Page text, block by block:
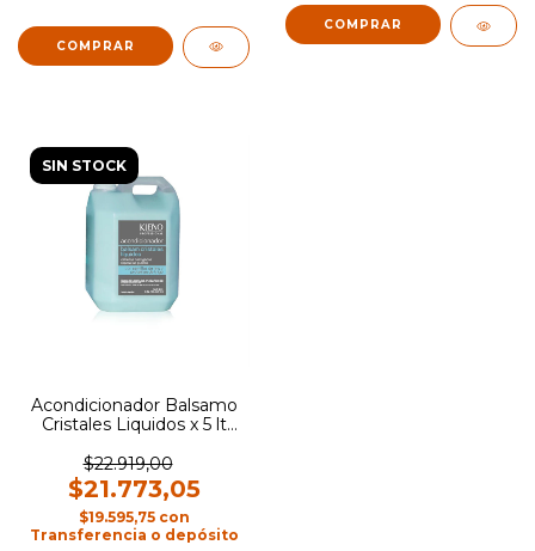
SIN STOCK
Acondicionador Balsamo
Cristales Liquidos x 5 lt
$22.919,00
$21.773,05
$19.595,75 con
Transferencia o depósito